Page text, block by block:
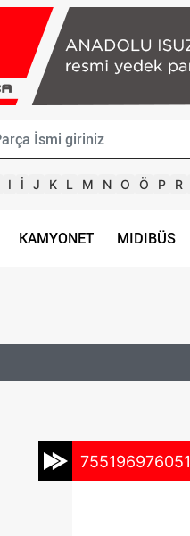
I İ J K L M N O Ö P R
KAMYONET MIDIBÜS
755196976051